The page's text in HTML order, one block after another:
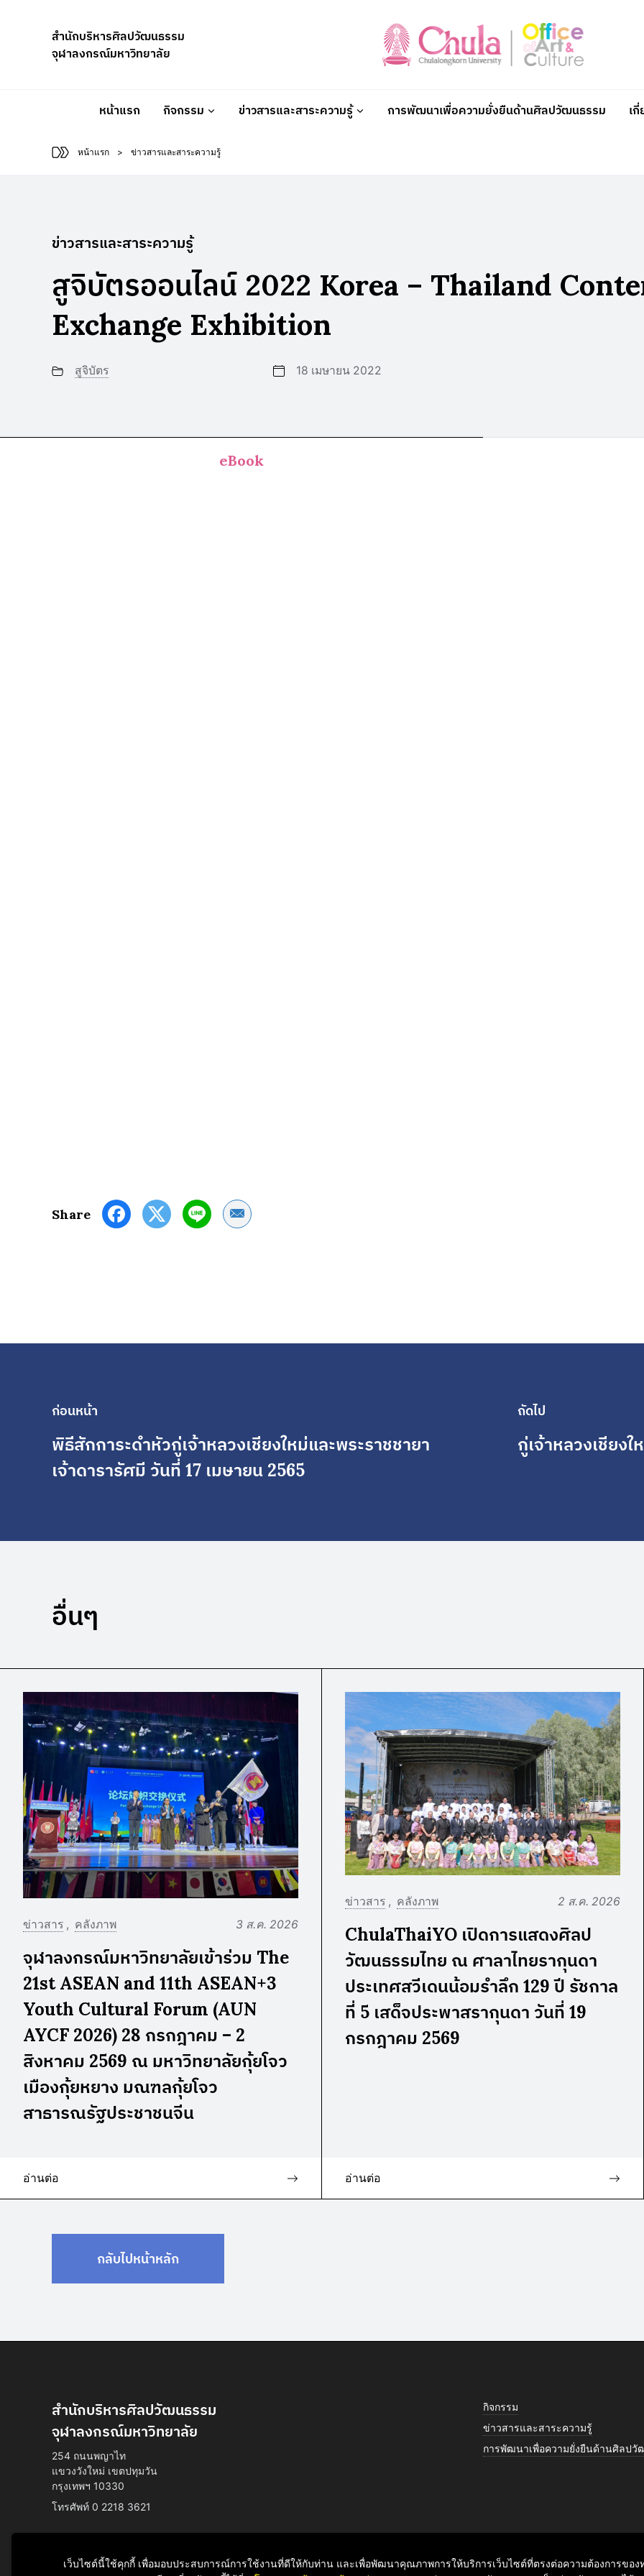
สำนักบริหารศิลปวัฒนธรรม
จุฬาลงกรณ์มหาวิทยาลัย
หน้าแรก กิจกรรม ข่าวสารและสาระความรู้ การพัฒนาเพื่อความยั่งยืนด้านศิลปวัฒนธรรม เกี่
หน้าแรก > ข่าวสารและสาระความรู้
ข่าวสารและสาระความรู้
สูจิบัตรออนไลน์ 2022 Korea – Thailand
Exchange Exhibition
สูจิบัตร 18 เมษายน 2022
eBook
Share Share by Email
ก่อนหน้า
พิธีสักการะดำหัวกู่เจ้าหลวงเชียงใหม่และพระราชชายา
เจ้าดารารัศมี วันที่ 17 เมษายน 2565
ถัดไป
กู่เจ้าหลวงเชียงใ
อื่นๆ
ข่าวสาร คลังภาพ 3 ส.ค. 2026
จุฬาลงกรณ์มหาวิทยาลัยเข้าร่วม The
21st ASEAN and 11th ASEAN+3
Youth Cultural Forum (AUN
AYCF 2026) 28 กรกฎาคม – 2
สิงหาคม 2569 ณ มหาวิทยาลัยกุ้ยโจว
เมืองกุ้ยหยาง มณฑลกุ้ยโจว
สาธารณรัฐประชาชนจีน
อ่านต่อ
ข่าวสาร คลังภาพ 2 ส.ค. 2026
ChulaThaiYO เปิดการแสดงศิลป
วัฒนธรรมไทย ณ ศาลาไทยรากุนดา
ประเทศสวีเดนน้อมรำลึก 129 ปี รัชกาล
ที่ 5 เสด็จประพาสรากุนดา วันที่ 19
กรกฎาคม 2569
อ่านต่อ
กลับไปหน้าหลัก
สำนักบริหารศิลปวัฒนธรรม
จุฬาลงกรณ์มหาวิทยาลัย
254 ถนนพญาไท
แขวงวังใหม่ เขตปทุมวัน
กรุงเทพฯ 10330
โทรศัพท์ 0 2218 3621
กิจกรรม
ข่าวสารและสาระความรู้
การพัฒนาเพื่อความยั่งยืนด้านศิลปวั
เว็บไซต์นี้ใช้คุกกี้ เพื่อมอบประสบการณ์การใช้งานที่ดีให้กับท่าน และเพื่อพัฒนาคุณภาพการให้บริการเว็บไซต์ที่ตรงต่อความต้องการขอ